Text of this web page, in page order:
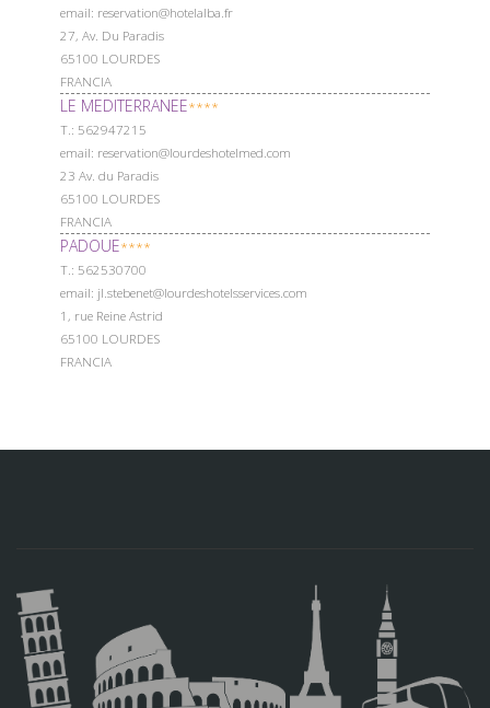
email: reservation@hotelalba.fr
27, Av. Du Paradis
65100 LOURDES
FRANCIA
LE MEDITERRANEE****
Т.: 562947215
email: reservation@lourdeshotelmed.com
23 Av. du Paradis
65100 LOURDES
FRANCIA
PADOUE****
Т.: 562530700
email: jl.stebenet@lourdeshotelsservices.com
1, rue Reine Astrid
65100 LOURDES
FRANCIA